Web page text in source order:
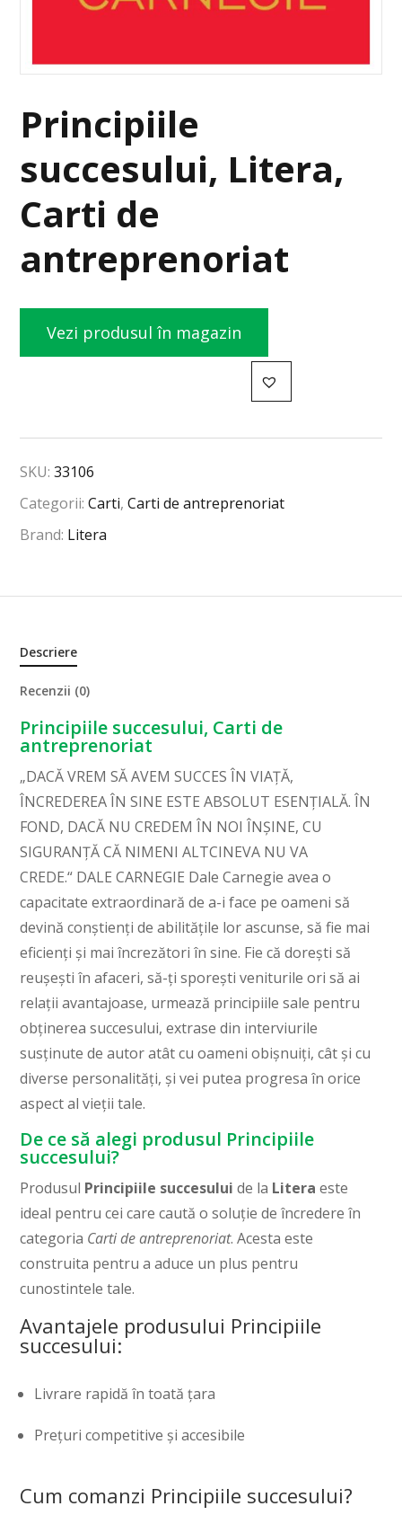
Principiile
succesului, Litera,
Carti de
antreprenoriat
Vezi produsul în magazin
SKU:33106
Categorii:Carti,Carti de antreprenoriat
Brand: Litera
Descriere
Recenzii (0)
Principiile succesului, Carti de
antreprenoriat
„DACĂ VREM SĂ AVEM SUCCES ÎN VIAȚĂ,
ÎNCREDEREA ÎN SINE ESTE ABSOLUT ESENȚIALĂ. ÎN
FOND, DACĂ NU CREDEM ÎN NOI ÎNȘINE, CU
SIGURANȚĂ CĂ NIMENI ALTCINEVA NU VA
CREDE.“ DALE CARNEGIE Dale Carnegie avea o
capacitate extraordinară de a-i face pe oameni să
devină conștienți de abilitățile lor ascunse, să fie mai
eficienți și mai încrezători în sine. Fie că dorești să
reușești în afaceri, să-ți sporești veniturile ori să ai
relații avantajoase, urmează principiile sale pentru
obținerea succesului, extrase din interviurile
susținute de autor atât cu oameni obișnuiți, cât și cu
diverse personalități, și vei putea progresa în orice
aspect al vieții tale.
De ce să alegi produsul Principiile
succesului?
Produsul Principiile succesului de la Litera este
ideal pentru cei care caută o soluție de încredere în
categoria Carti de antreprenoriat. Acesta este
construita pentru a aduce un plus pentru
cunostintele tale.
Avantajele produsului Principiile
succesului:
Livrare rapidă în toată țara
Prețuri competitive și accesibile
Cum comanzi Principiile succesului?